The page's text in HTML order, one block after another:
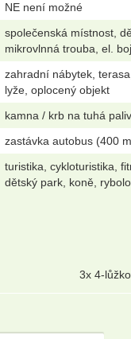
NE není možné
společenská místnost,
mikrovlnná trouba, el.
zahradní nábytek,
lyže, oplocený objekt
kamna / krb na tuhá
zastávka autobus (400
turistika, cykloturistika,
dětský park, koně,
3x 4-